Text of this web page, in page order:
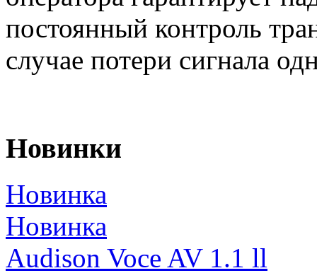
постоянный контроль
случае потери сигнала
Новинки
Новинка
Новинка
Audison Voce AV 1.1 ll